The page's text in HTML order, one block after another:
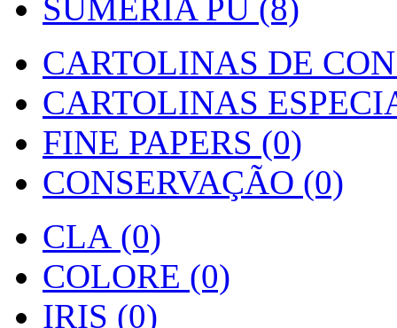
SUMERIA PU (8)
CARTOLINAS DE
CARTOLINAS
FINE PAPERS (0)
CONSERVAÇÃO (0)
CLA (0)
COLORE (0)
IRIS (0)